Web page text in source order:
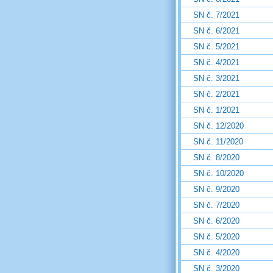
SN č. 7/2021
SN č. 6/2021
SN č. 5/2021
SN č. 4/2021
SN č. 3/2021
SN č. 2/2021
SN č. 1/2021
SN č. 12/2020
SN č. 11/2020
SN č. 8/2020
SN č. 10/2020
SN č. 9/2020
SN č. 7/2020
SN č. 6/2020
SN č. 5/2020
SN č. 4/2020
SN č. 3/2020